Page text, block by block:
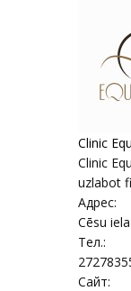
Clinic
Clinic
uzlabot
Адрес:
Cēsu
Тел.:
Сайт: